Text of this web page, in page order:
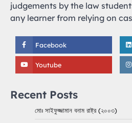
judgements by the law
any learner from relying on
Facebook
Youtube
Recent Posts
মোঃ সাইফুজ্জামান বনাম রাষ্ট্র (২০০৩)